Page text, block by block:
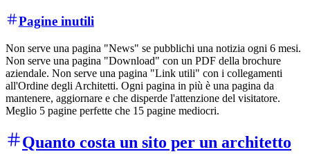
Pagine inutili
Non serve una pagina "News" se pubblichi una notizia ogni 6 mesi.
Non serve una pagina "Download" con un PDF della brochure
aziendale. Non serve una pagina "Link utili" con i collegamenti
all'Ordine degli Architetti. Ogni pagina in più è una pagina da
mantenere, aggiornare e che disperde l'attenzione del visitatore.
Meglio 5 pagine perfette che 15 pagine mediocri.
Quanto costa un sito per un architetto